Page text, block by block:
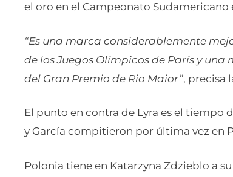
el oro en el Campeonato Sudamericano
“Es una marca considerablemente
de los Juegos Olímpicos de París y
del Gran Premio de Rio Maior”, precisa
El punto en contra de Lyra es el tiempo
y García compitieron por última vez en
Polonia tiene en Katarzyna Zdzieblo a